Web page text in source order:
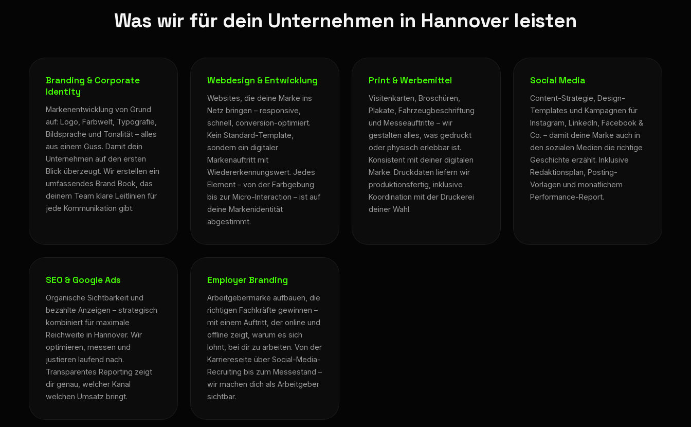
Was wir für dein Unternehmen in Hannover leisten
Branding & Corporate
Identity
Markenentwicklung von Grund
auf: Logo, Farbwelt, Typografie,
Bildsprache und Tonalität – alles
aus einem Guss. Damit dein
Unternehmen auf den ersten
Blick überzeugt. Wir erstellen ein
umfassendes Brand Book, das
deinem Team klare Leitlinien für
jede Kommunikation gibt.
Webdesign & Entwicklung
Websites, die deine Marke ins
Netz bringen – responsive,
schnell, conversion-optimiert.
Kein Standard-Template,
sondern ein digitaler
Markenauftritt mit
Wiedererkennungswert. Jedes
Element – von der Farbgebung
bis zur Micro-Interaction – ist auf
deine Markenidentität
abgestimmt.
Print & Werbemittel
Visitenkarten, Broschüren,
Plakate, Fahrzeugbeschriftung
und Messeauftritte – wir
gestalten alles, was gedruckt
oder physisch erlebbar ist.
Konsistent mit deiner digitalen
Marke. Druckdaten liefern wir
produktionsfertig, inklusive
Koordination mit der Druckerei
deiner Wahl.
Social Media
Content-Strategie, Design-
Templates und Kampagnen für
Instagram, LinkedIn, Facebook &
Co. – damit deine Marke auch in
den sozialen Medien die richtige
Geschichte erzählt. Inklusive
Redaktionsplan, Posting-
Vorlagen und monatlichem
Performance-Report.
SEO & Google Ads
Organische Sichtbarkeit und
bezahlte Anzeigen – strategisch
kombiniert für maximale
Reichweite in Hannover. Wir
optimieren, messen und
justieren laufend nach.
Transparentes Reporting zeigt
dir genau, welcher Kanal
welchen Umsatz bringt.
Employer Branding
Arbeitgebermarke aufbauen, die
richtigen Fachkräfte gewinnen –
mit einem Auftritt, der online und
offline zeigt, warum es sich
lohnt, bei dir zu arbeiten. Von der
Karriereseite über Social-Media-
Recruiting bis zum Messestand –
wir machen dich als Arbeitgeber
sichtbar.